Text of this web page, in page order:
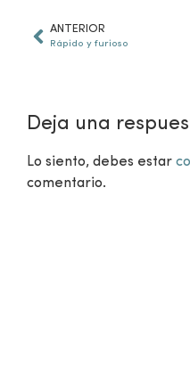
ANTERIOR
Rápido y furioso
Deja una
Lo siento, debes estar
comentario.